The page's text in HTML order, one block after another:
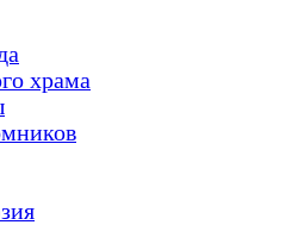
храма